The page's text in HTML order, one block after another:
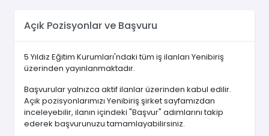
Açık Pozisyonlar ve Başvuru
5 Yıldız Eğitim Kurumları'ndaki tüm iş ilanları Yenibiriş
üzerinden yayınlanmaktadır.
Başvurular yalnızca aktif ilanlar üzerinden kabul edilir.
Açık pozisyonlarımızı Yenibiriş şirket sayfamızdan
inceleyebilir, ilanın içindeki "Başvur" adımlarını takip
ederek başvurunuzu tamamlayabilirsiniz.